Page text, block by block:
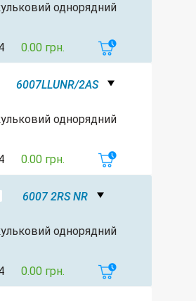
однорядний
0.00 грн.
6007LLUNR/2AS
однорядний
0.00 грн.
6007 2RS NR
однорядний
0.00 грн.